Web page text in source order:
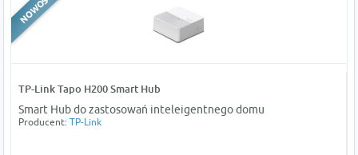
TP-Link Tapo H200 Smart Hub
Smart Hub do zastosowań inteleigentnego domu
Producent: TP-Link